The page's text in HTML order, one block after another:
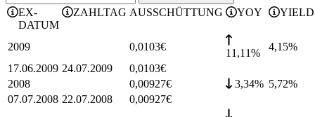
EX-
DATUM
ZAHLTAG AUSSCHÜTTUNG YOY YIELD
2009 0,0103€
11,11%
4,15%
17.06.2009 24.07.2009 0,0103€
2008
0,00927€ 3,34% 5,72%
07.07.2008 22.07.2008 0,00927€